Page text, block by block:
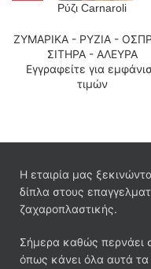
Ρύζι Carnaroli
ΖΥΜΑΡΙΚΑ - ΡΥΖΙΑ -
ΣΙΤΗΡΑ - ΑΛΕΥΡΑ
Εγγραφείτε για
τιμών
Η εταιρία μας
δίπλα στους
ζαχαροπλαστικής.
Σήμερα καθώς περνάει
όπως κάνει όλα αυτά τα